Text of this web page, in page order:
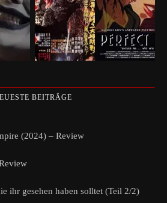
BEITRÄGE
(2024) – Review
ihr gesehen haben solltet (Teil 2/2)